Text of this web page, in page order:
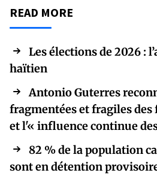
READ MORE
Les élections de 2026 :
haïtien
Antonio Guterres
fragmentées et fragiles des
et l'« influence continue
82 % de la population
sont en détention